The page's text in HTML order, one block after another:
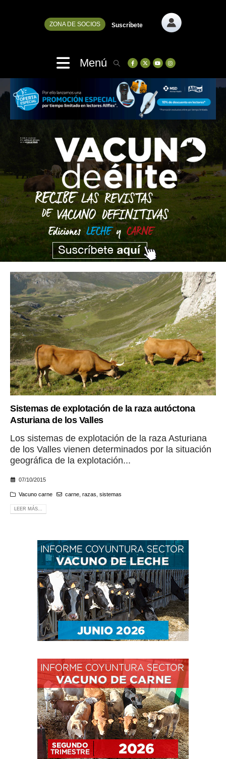
ZONA DE SOCIOS Suscríbete
Menú
Sistemas de explotación de la raza autóctona
Asturiana de los Valles
Los sistemas de explotación de la raza Asturiana
de los Valles vienen determinados por la situación
geográfica de la explotación...
07/10/2015
Vacuno carne carne, razas sistemas
LEER MÁS...